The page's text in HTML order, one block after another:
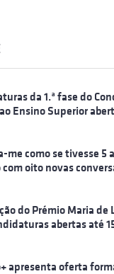
da 1.ª fase do
Ensino Superior
me como se tivesse 5
com oito novas
do Prémio Maria
abertas até
apresenta oferta